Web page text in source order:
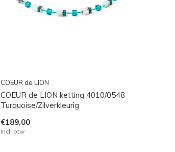
COEUR de LION
COEUR de LION ketting 4010/0548
Turquoise/Zilverkleurig
€189,00
Incl. btw